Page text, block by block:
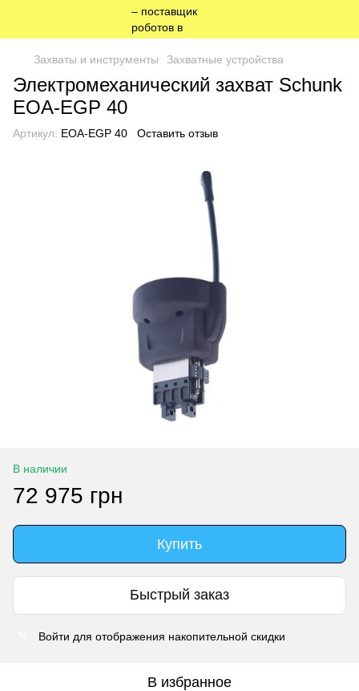
Захваты и инструменты Захватные устройства
Электромеханический захват Schunk
EOA-EGP 40
Артикул: EOA-EGP 40 Оставить отзыв
В наличии
72 975 грн
Купить
Быстрый заказ
Войти для отображения накопительной скидки
В избранное